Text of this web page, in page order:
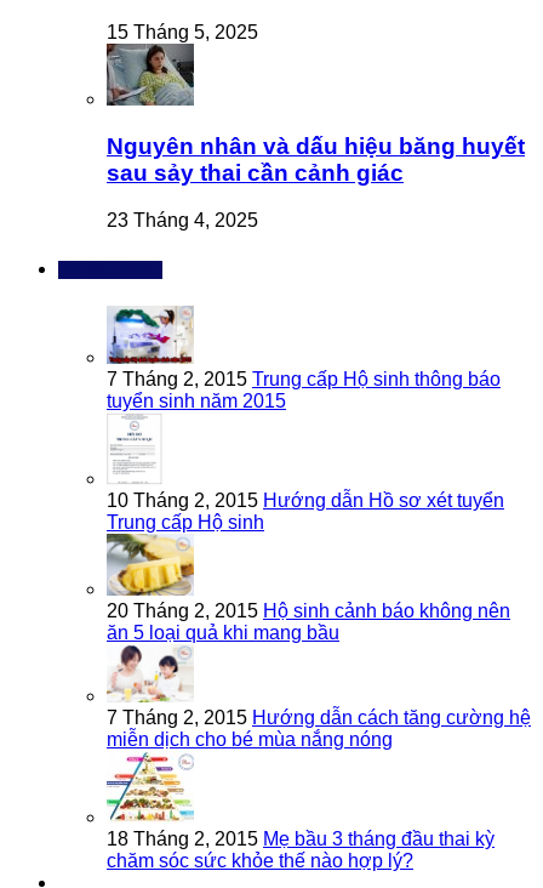
15 Tháng 5, 2025
Nguyên nhân và dấu hiệu băng huyết
sau sảy thai cần cảnh giác
23 Tháng 4, 2025
7 Tháng 2, 2015 Trung cấp Hộ sinh thông báo
tuyển sinh năm 2015
10 Tháng 2, 2015 Hướng dẫn Hồ sơ xét tuyển
Trung cấp Hộ sinh
20 Tháng 2, 2015 Hộ sinh cảnh báo không nên
ăn 5 loại quả khi mang bầu
7 Tháng 2, 2015 Hướng dẫn cách tăng cường hệ
miễn dịch cho bé mùa nắng nóng
18 Tháng 2, 2015 Mẹ bầu 3 tháng đầu thai kỳ
chăm sóc sức khỏe thế nào hợp lý?